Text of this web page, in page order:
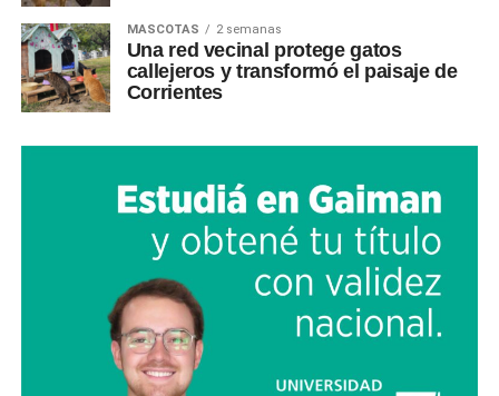
MASCOTAS 2 semanas
Una red vecinal protege gatos
callejeros y transformó el paisaje de
Corrientes